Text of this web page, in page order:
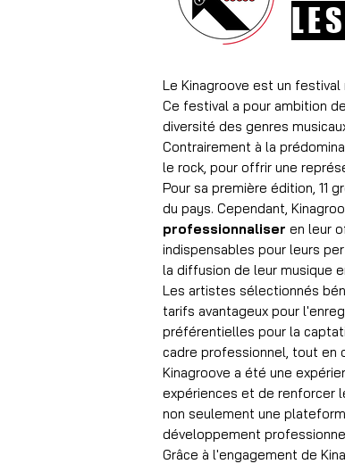
Le Kinagroove est un festival
Ce festival a pour ambition
diversité des genres
Contrairement à la
le rock, pour offrir une
Pour sa première édition, 11
du pays. Cependant,
professionnaliser en leur
indispensables pour leurs
la diffusion de leur musique
Les artistes sélectionnés
tarifs avantageux pour
préférentielles pour la
cadre professionnel, tout en
Kinagroove a été une
expériences et de renforcer
non seulement une
développement
Grâce à l'engagement de